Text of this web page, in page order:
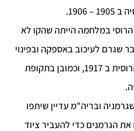
1906.
במלחמה הייתה שהקו לא
שגרם לעיכוב באספקה ובפינוי
הפצועים. במהפכה הרוסית ב 1917, וכמובן בתקופת
ובריה"מ עדיין שיתפו
הגרמנים כדי להעביר ציוד